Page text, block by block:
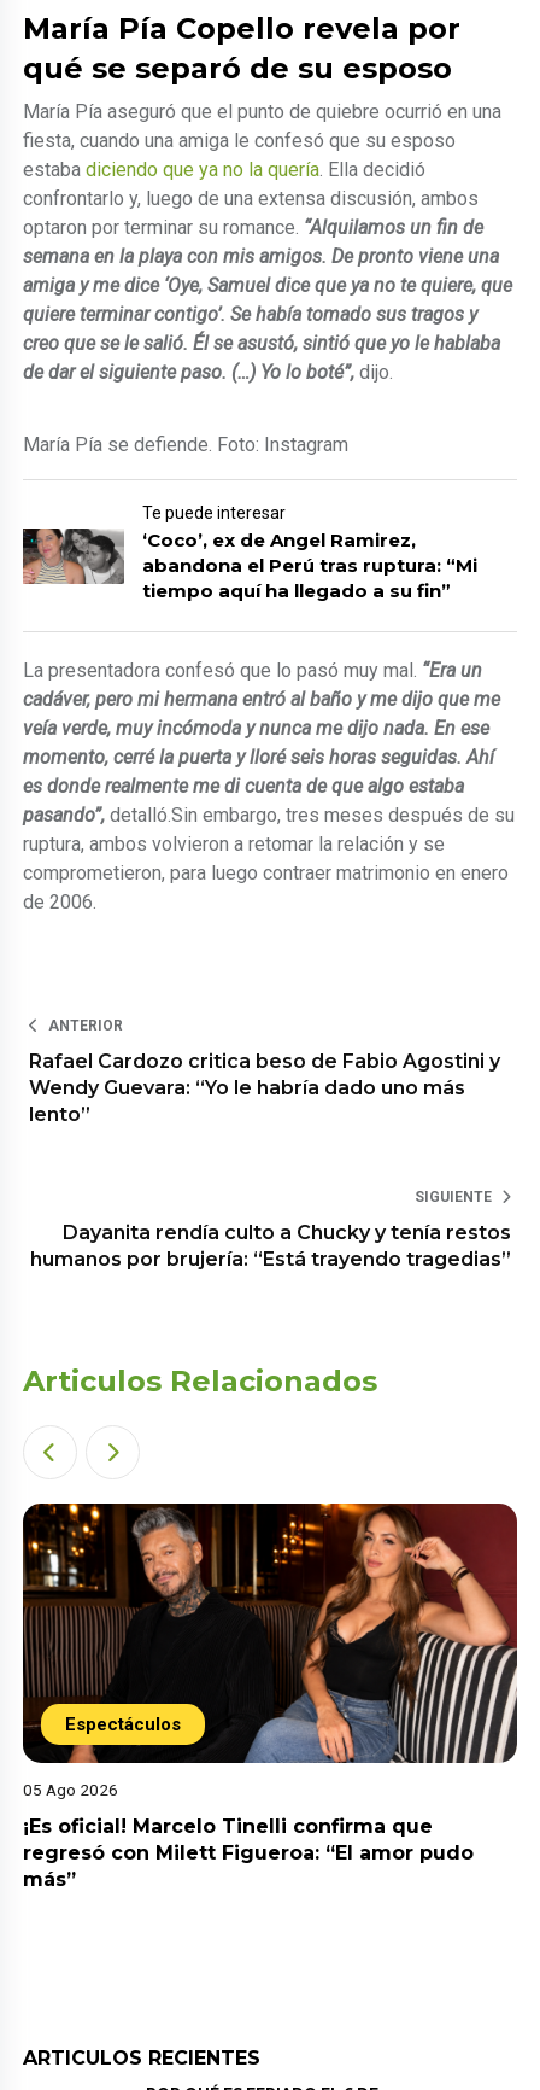
María Pía Copello revela por
qué se separó de su esposo
María Pía aseguró que el punto de quiebre ocurrió en una
fiesta, cuando una amiga le confesó que su esposo
estabadiciendo que ya no la quería. Ella decidió
confrontarlo y, luego de una extensa discusión, ambos
optaron por terminar su romance. “Alquilamos un fin de
semana en la playa con mis amigos. De pronto viene una
amiga y me dice ‘Oye, Samuel dice que ya no te quiere, que
quiere terminar contigo’. Se había tomado sus tragos y
creo que se le salió. Él se asustó, sintió que yo le hablaba
de dar el siguiente paso. (…) Yo lo boté”,dijo.
María Pía se defiende. Foto: Instagram
Te puede interesar
‘Coco’, ex de Angel Ramirez,
abandona el Perú tras ruptura: “Mi
tiempo aquí ha llegado a su fin”
La presentadora confesó que lo pasó muy mal. “Era un
cadáver, pero mi hermana entró al baño y me dijo que me
veía verde, muy incómoda y nunca me dijo nada. En ese
momento, cerré la puerta y lloré seis horas seguidas. Ahí
es donde realmente me di cuenta de que algo estaba
pasando”,detalló.Sin embargo, tres meses después de su
ruptura, ambos volvieron a retomar la relación y se
comprometieron, para luego contraer matrimonio en enero
de 2006.
ANTERIOR
Rafael Cardozo critica beso de Fabio Agostini y
Wendy Guevara: “Yo le habría dado uno más
lento”
SIGUIENTE
Dayanita rendía culto a Chucky y tenía restos
humanos por brujería: “Está trayendo tragedias”
Articulos Relacionados
Espectáculos
05 Ago 2026
¡Es oficial! Marcelo Tinelli confirma que
regresó con Milett Figueroa: “El amor pudo
más”
ARTICULOS RECIENTES